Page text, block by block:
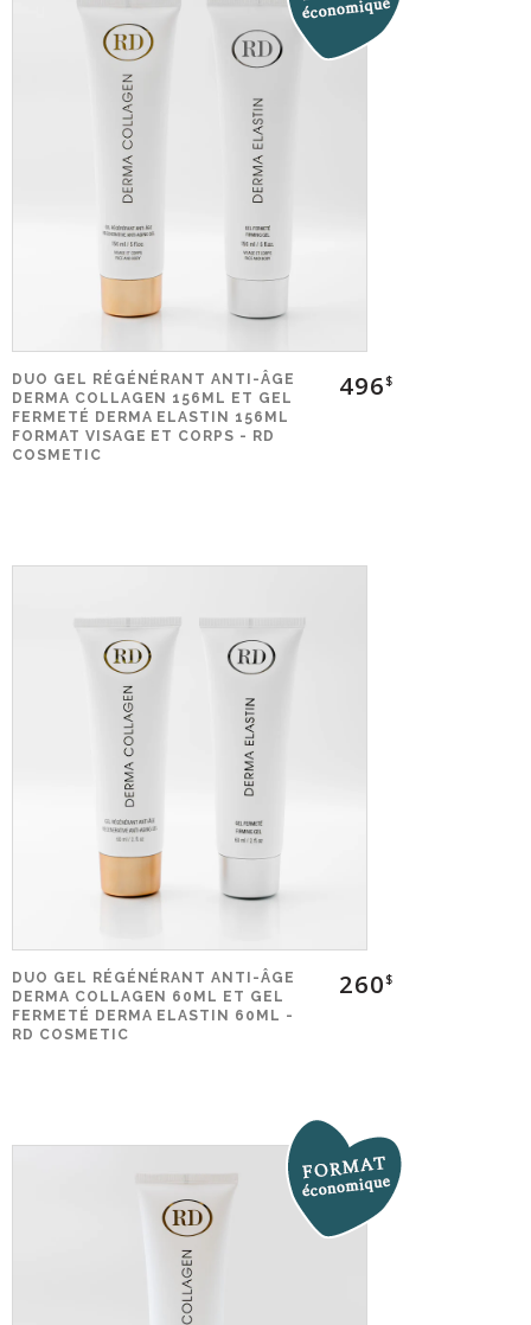
DUO GEL RÉGÉNÉRANT ANTI-ÂGE
DERMA COLLAGEN 156ML ET GEL
FERMETÉ DERMA ELASTIN 156ML
FORMAT VISAGE ET CORPS - RD
COSMETIC
496$
DUO GEL RÉGÉNÉRANT ANTI-ÂGE
DERMA COLLAGEN 60ML ET GEL
FERMETÉ DERMA ELASTIN 60ML -
RD COSMETIC
260$